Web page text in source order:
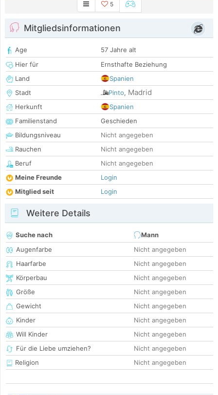
5
Mitgliedsinformationen
Age
57 Jahre alt
Hier für
Ernsthafte Beziehung
Land
Spanien
Stadt
Pinto, Madrid
Herkunft
Spanien
Familienstand
Geschieden
Bildungsniveau
Nicht angegeben
Rauchen
Nicht angegeben
Beruf
Nicht angegeben
Meine Freunde
Login
Mitglied seit
Login
Weitere Details
Suche nach
Mann
Augenfarbe
Nicht angegeben
Haarfarbe
Nicht angegeben
Körperbau
Nicht angegeben
Größe
Nicht angegeben
Gewicht
Nicht angegeben
Kinder
Nicht angegeben
Will Kinder
Nicht angegeben
Für die Liebe umziehen?
Nicht angegeben
Religion
Nicht angegeben